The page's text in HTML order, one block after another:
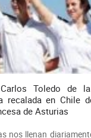
Toledo de
recalada en Chile
de Asturias
nos llenan